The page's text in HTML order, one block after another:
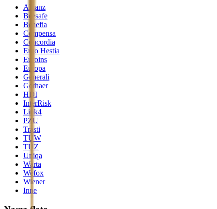
Allianz
Beesafe
Benefia
Compensa
Concordia
Ergo Hestia
Euroins
Europa
Generali
Gothaer
HDI
InterRisk
Link4
PZU
Trasti
TUW
TUZ
Uniqa
Warta
Wefox
Wiener
Inne